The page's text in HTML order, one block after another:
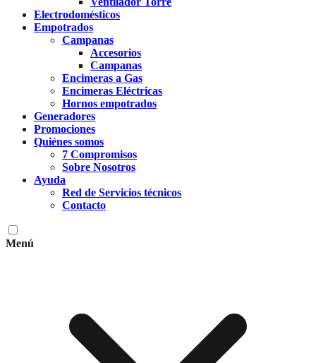
Electrodomésticos
Empotrados
Campanas
Accesorios
Campanas
Encimeras a Gas
Encimeras Eléctricas
Hornos empotrados
Generadores
Promociones
Quiénes somos
7 Compromisos
Sobre Nosotros
Ayuda
Red de Servicios técnicos
Contacto
Menú